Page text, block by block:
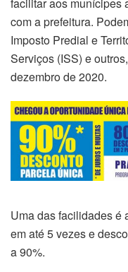
com a prefeitura.
Imposto Predial e
Serviços (ISS) e
dezembro de 2020.
Uma das facilidades é
em até 5 vezes e
a 90%.